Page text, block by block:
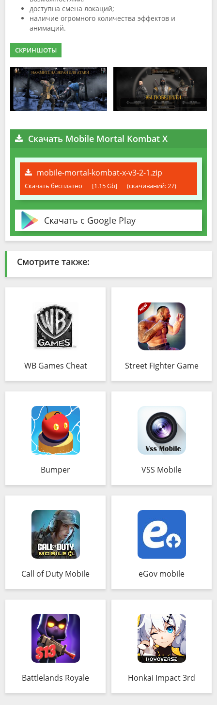
доступна смена локаций;
наличие огромного количества эффектов и
анимаций.
СКРИНШОТЫ
Скачать Mobile Mortal Kombat X
mobile-mortal-kombat-x-v3-2-1.zip
Скачать бесплатно [1.15 Gb] (cкачиваний: 27)
Скачать с Google Play
Смотрите также:
WB Games Сheat Street Fighter Game
Bumper VSS Mobile
Call of Duty Mobile eGov mobile
Battlelands Royale Honkai Impact 3rd